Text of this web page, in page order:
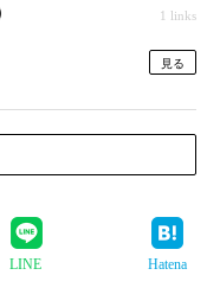
1 links
見る
LINE Hatena